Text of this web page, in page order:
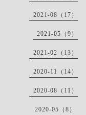
2021-08（17）
2021-05（9）
2021-02（13）
2020-11（14）
2020-08（11）
2020-05（8）